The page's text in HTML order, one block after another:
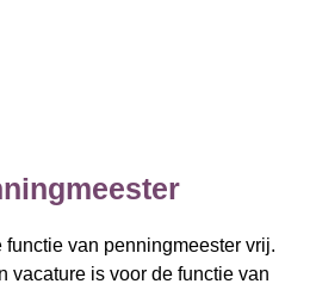
functie van penningmeester vrij.
vacature is voor de functie van